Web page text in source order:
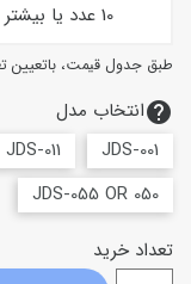
10 عدد یا بیشتر
طبق جدول قیمت، باتعیین
helpانتخاب مدل
JDS-001
JDS-011
JDS-055 OR 050
تعداد خرید